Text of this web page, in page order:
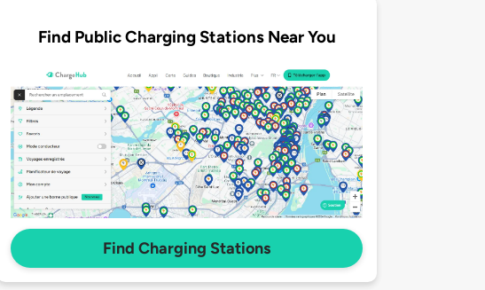
Find Public Charging Stations Near You
Find Charging Stations